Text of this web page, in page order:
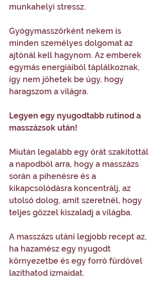
munkahelyi stressz.
Gyógymasszőrként nekem is
minden személyes dolgomat az
ajtónál kell hagynom. Az emberek
egymás energiáiból táplálkoznak,
így nem jöhetek be úgy, hogy
haragszom a világra.
Legyen egy nyugodtabb rutinod a
masszázsok után!
Miután legalább egy órát szakítottál
a napodból arra, hogy a masszázs
során a pihenésre és a
kikapcsolódásra koncentrálj, az
utolsó dolog, amit szeretnél, hogy
teljes gőzzel kiszaladj a világba.
A masszázs utáni legjobb recept az,
ha hazamész egy nyugodt
környezetbe és egy forró fürdővel
lazíthatod izmaidat.